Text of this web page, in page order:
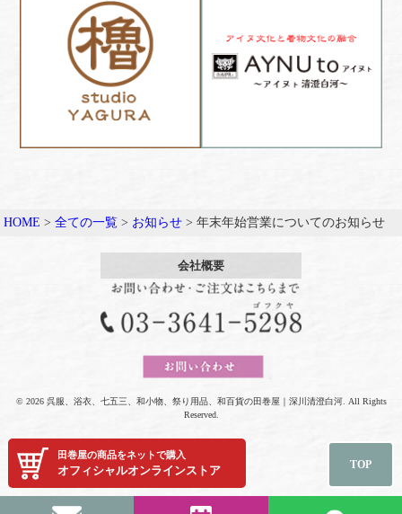
HOME >全ての一覧 > お知らせ >年末年始営業についてのお知らせ
会社概要
© 2026 呉服、浴衣、七五三、和小物、祭り用品、和百貨の田巻屋｜深川清澄白河. All Rights
Reserved.
TOP
田巻屋の商品をネットで購入
オフィシャルオンラインストア